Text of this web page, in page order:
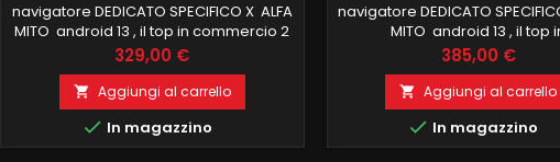
navigatore DEDICATO SPECIFICO X ALFA
MITO android 13 , il top in commercio 2
GB RAM 32 GB ROM CARPLAY E ANDROID
AUTO INTEGRATI WIRELESS YOUTUBE
FACEBOOK WAZZAP TUTTO SUL TUO
NAVIGATORE FUNZIONE MIRRORLINK WIFI
INTEGRATO BLUETOOTH INTEGRATO
ingresso camera e aux
Prezzo
329,00 €
 Aggiungi al carrello
 In magazzino
navigatore DEDICATO
MITO android 13 , il top
commercio 4 GB RAM 64 GB
OCTACORE CARPLAY E
WIRELESS YOUTUBE FACEBOOK
TUTTO SUL TUO NAVIGATORE
MIRRORLINK WIFI INTEGRATO
INTEGRATO ingresso
Prezzo
385,00 €
 Aggiungi al carrello
 In magazzino